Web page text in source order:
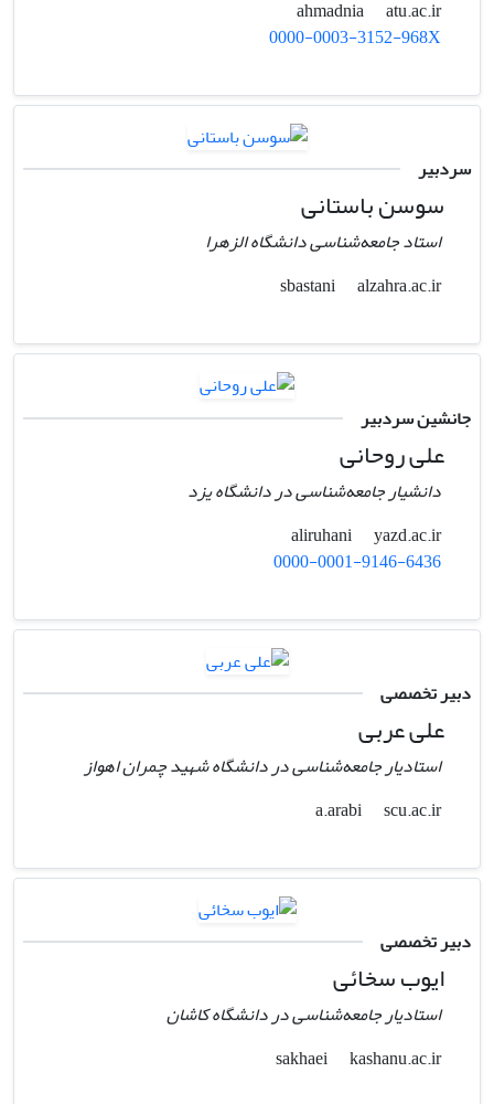
ahmadnia
atu.ac.ir
0000-0003-3152-968X
سردبیر
سوسن باستانی
استاد جامعه‌شناسی دانشگاه الزهرا
sbastani
alzahra.ac.ir
جانشین سردبیر
علی روحانی
دانشیار جامعه‌شناسی در دانشگاه یزد
aliruhani
yazd.ac.ir
0000-0001-9146-6436
دبیر تخصصی
علی عربی
استادیار جامعه‌شناسی در دانشگاه شهید چمران اهواز
a.arabi
scu.ac.ir
دبیر تخصصی
ایوب سخائی
استادیار جامعه‌شناسی در دانشگاه کاشان
sakhaei
kashanu.ac.ir